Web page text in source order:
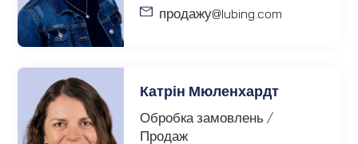
продажу@lubing.com
Катрін Мюленхардт
Обробка замовлень /
Продаж